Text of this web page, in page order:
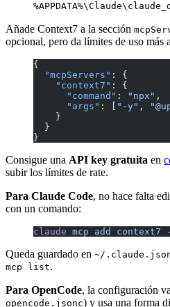
Añade Context7 a la sección
opcional, pero da límites de uso más
{
  "mcpServers"
: {
    "context7"
: {
      "command"
: "npx" ,
      "args"
: [ "-y" ,
    }
  }
}
Consigue una API key gratuita en
subir los límites de rate.
Para Claude Code, no hace falta
con un comando:
claude mcp add context7
Queda guardado en ~/
mcp list.
Para OpenCode, la configuración
opencode.jsonc) y usa una forma